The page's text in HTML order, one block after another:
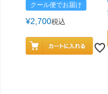
クール便でお届け
¥2,700税込